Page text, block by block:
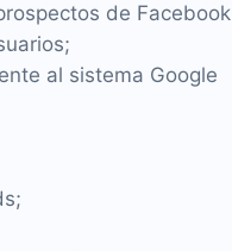
de Facebook
al sistema Google